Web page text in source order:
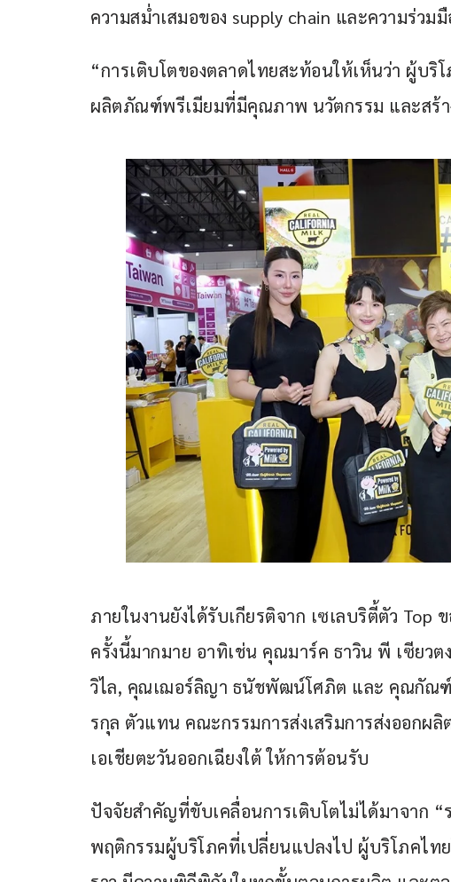
ความสม่ำเสมอของ supply chain และความร่วม
“การเติบโตของตลาดไทยสะท้อนให้เห็นว่า ผู้บ
ผลิตภัณฑ์พรีเมียมที่มีคุณภาพ นวัตกรรม และสร้า
ภายในงานยังได้รับเกียรติจาก เซเลบริตี้ตัว Top
ครั้งนี้มากมาย อาทิเช่น คุณมาร์ค ธาวิน พี เซียว
วิไล, คุณเฌอร์ลิญา ธนัชพัฒน์โศภิต และ คุณกัณฑ์
รกุล ตัวแทน คณะกรรมการส่งเสริมการส่งออก
เอเชียตะวันออกเฉียงใต้ ให้การต้อนรับ
ปัจจัยสำคัญที่ขับเคลื่อนการเติบโตไม่ได้มาจาก “
พฤติกรรมผู้บริโภคที่เปลี่ยนแปลงไป ผู้บริโภคไ